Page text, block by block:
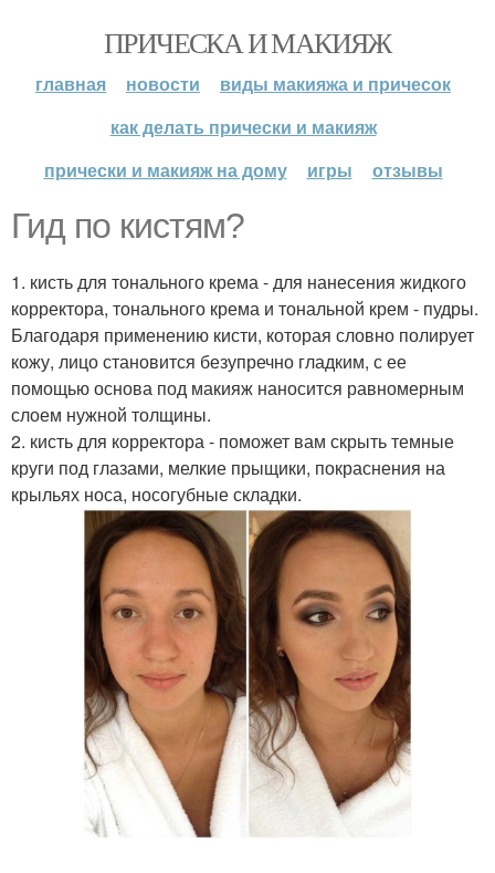
ПРИЧЕСКА И МАКИЯЖ
главная новости
виды макияжа и причесок
как делать прически и макияж
прически и макияж на дому
игры отзывы
Гид по кистям?
1. кисть для тонального крема - для нанесения жидкого
корректора, тонального крема и тональной крем - пудры.
Благодаря применению кисти, которая словно полирует
кожу, лицо становится безупречно гладким, с ее
помощью основа под макияж наносится равномерным
слоем нужной толщины.
2. кисть для корректора - поможет вам скрыть темные
круги под глазами, мелкие прыщики, покраснения на
крыльях носа, носогубные складки.